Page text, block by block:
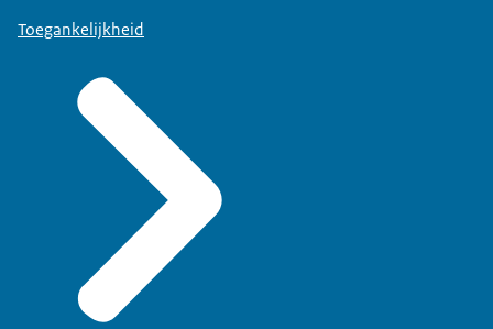
Toegankelijkheid